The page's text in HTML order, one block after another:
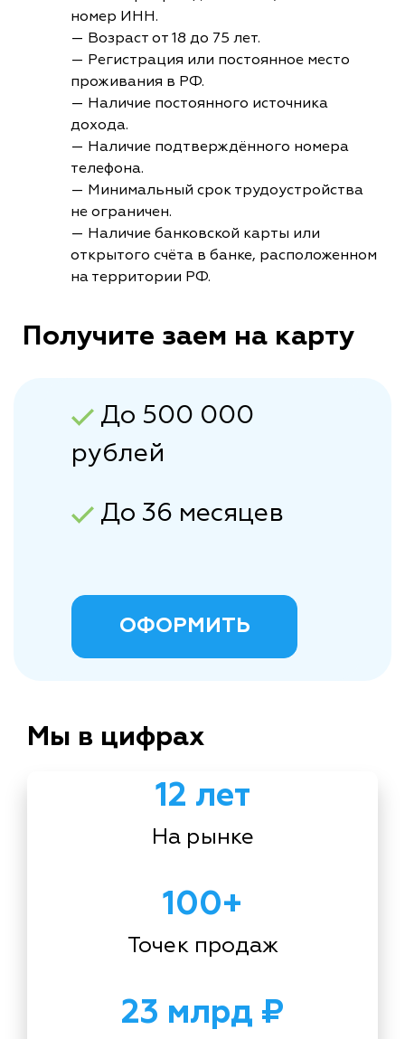
номер ИНН.
— Возраст от 18 до 75 лет.
— Регистрация или постоянное место
проживания в РФ.
— Наличие постоянного источника
дохода.
— Наличие подтверждённого номера
телефона.
— Минимальный срок трудоустройства
не ограничен.
— Наличие банковской карты или
открытого счёта в банке, расположенном
на территории РФ.
Получите заем на карту
До 500 000
рублей
До 36 месяцев
ОФОРМИТЬ
Мы в цифрах
12 лет
На рынке
100+
Точек продаж
23 млрд ₽